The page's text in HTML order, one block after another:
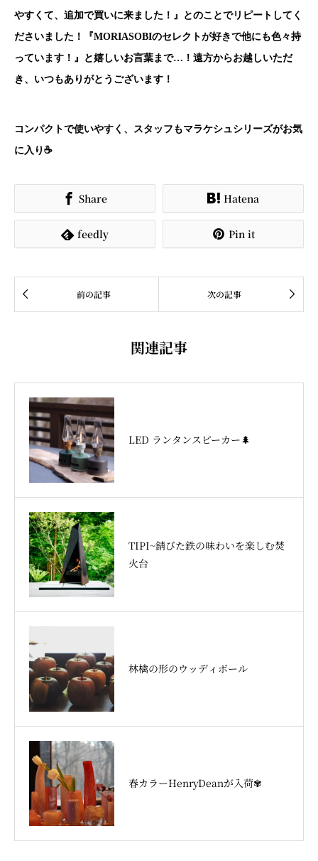
やすくて、追加で買いに来ました！』とのことでリピートしてく
ださいました！『MORIASOBIのセレクトが好きで他にも色々持
っています！』と嬉しいお言葉まで…！遠方からお越しいただ
き、いつもありがとうございます！
コンパクトで使いやすく、スタッフもマラケシュシリーズがお気
に入り☕
 Share  Hatena
 feedly  Pin it
 前の記事 次の記事 
関連記事
LED ランタンスピーカー🌲
TIPI~錆びた鉄の味わいを楽しむ焚
火台
林檎の形のウッディボール
春カラーHenryDeanが入荷✾